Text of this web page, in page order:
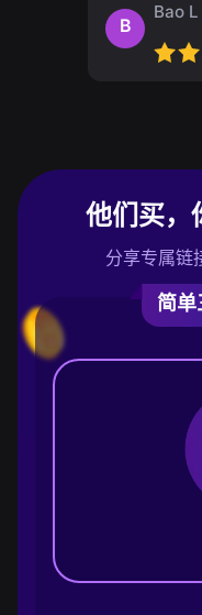
B
Bao L
他们买，
分享专属链
简单